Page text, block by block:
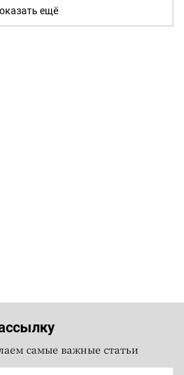
ещё
самые важные статьи